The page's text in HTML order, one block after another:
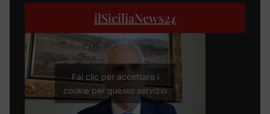
ilSiciliaNews24
Fai clic per accettare i
cookie per questo servizio